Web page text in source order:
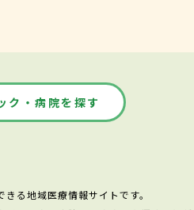
ク・病院を探す
る地域医療情報サイトです。